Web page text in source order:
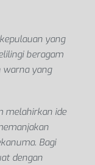
yang
beragam
warna yang
melahirkan ide
Bagi
dengan